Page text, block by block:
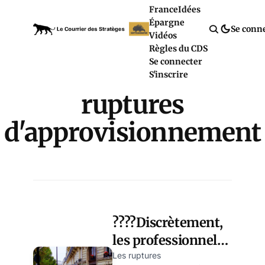
FranceIdées
Épargne
Vidéos
Règles du CDS
Se connecter
S'inscrire
Se
ruptures
d'approvisionnement
????Discrètement,
les professionnels
français
Les ruptures